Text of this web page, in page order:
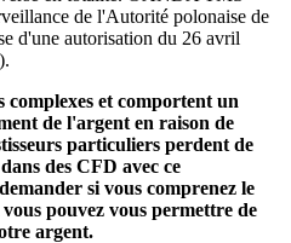
de l'Autorité polonaise de
d'une autorisation du 26 avril
et comportent un
de l'argent en raison de
particuliers perdent de
des CFD avec ce
si vous comprenez le
pouvez vous permettre de
argent.